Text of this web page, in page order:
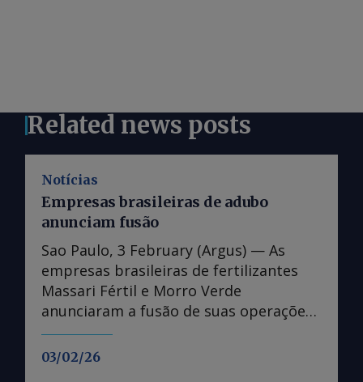
Related news posts
Notícias
03/02/26
Empresas brasileiras de adubo
anunciam fusão
Sao Paulo, 3 February (Argus) — As
empresas brasileiras de fertilizantes
Massari Fértil e Morro Verde
anunciaram a fusão de suas operações
em 30 de janeiro. A fusão ocorrerá por
meio de uma troca de ações entre as